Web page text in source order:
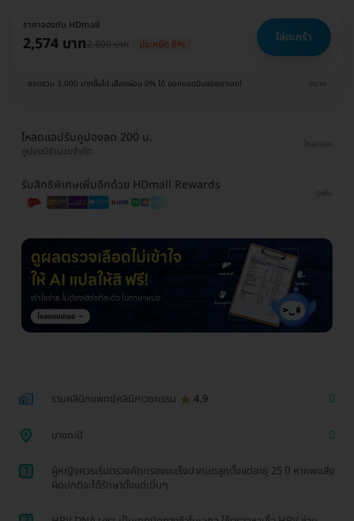
ราคาจองกับ HDmall
2,574 บาท2,800 บาท ประหยัด 8% ใส่ตะกร้า
ยอดรวม 3,000 บาทขึ้นไป เลือกผ่อน 0% ได้ บอกแอดมินของเราเลย! ขยาย
โหลดแอปรับคูปองลด 200 บ.
คูปองมีจำนวนจำกัด
โหลดเลย
รับสิทธิพิเศษเพิ่มอีกด้วย HDmall Rewards
ดูเพิ่ม
รามคลินิกแพทย์คลินิกเวชกรรม 4.9
บางกะปิ
1
ผู้หญิงควรเริ่มตรวจคัดกรองมะเร็งปากมดลูกตั้งแต่อายุ 25 ปี หากพบสิ่ง
ผิดปกติจะได้รักษาตั้งแต่เนิ่นๆ